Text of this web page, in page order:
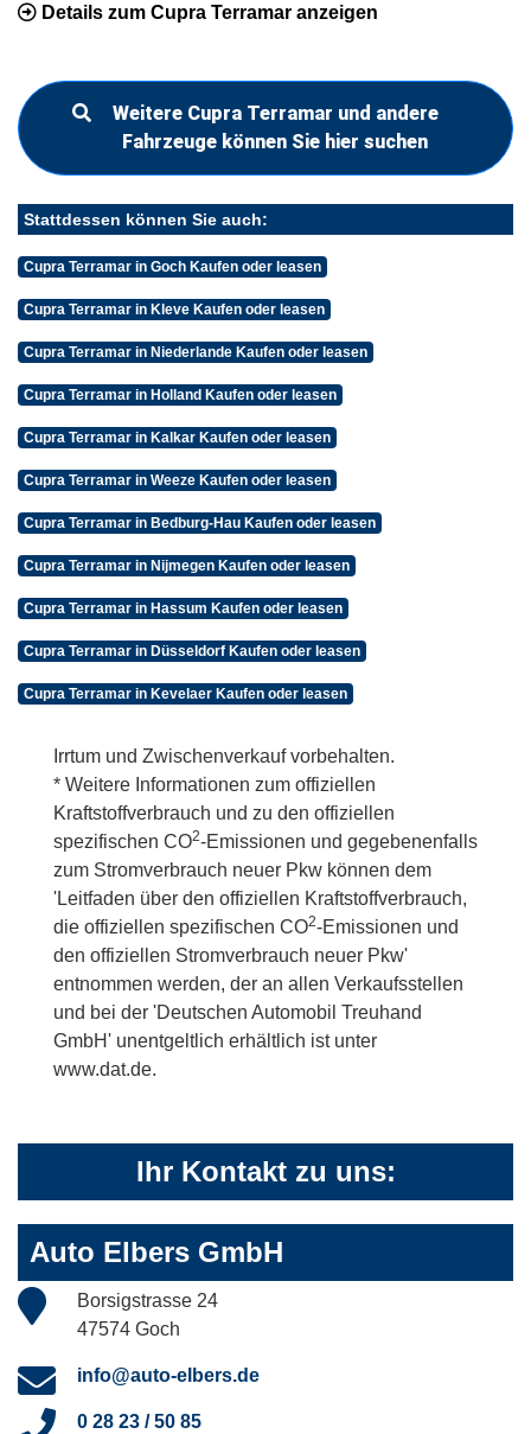
Details zum Cupra Terramar anzeigen
Weitere Cupra Terramar und andere
Fahrzeuge können Sie hier suchen
Stattdessen können Sie auch:
Cupra Terramar in Goch Kaufen oder leasen
Cupra Terramar in Kleve Kaufen oder leasen
Cupra Terramar in Niederlande Kaufen oder leasen
Cupra Terramar in Holland Kaufen oder leasen
Cupra Terramar in Kalkar Kaufen oder leasen
Cupra Terramar in Weeze Kaufen oder leasen
Cupra Terramar in Bedburg-Hau Kaufen oder leasen
Cupra Terramar in Nijmegen Kaufen oder leasen
Cupra Terramar in Hassum Kaufen oder leasen
Cupra Terramar in Düsseldorf Kaufen oder leasen
Cupra Terramar in Kevelaer Kaufen oder leasen
Irrtum und Zwischenverkauf vorbehalten.
* Weitere Informationen zum offiziellen
Kraftstoffverbrauch und zu den offiziellen
spezifischen CO2-Emissionen und gegebenenfalls
zum Stromverbrauch neuer Pkw können dem
'Leitfaden über den offiziellen Kraftstoffverbrauch,
die offiziellen spezifischen CO2-Emissionen und
den offiziellen Stromverbrauch neuer Pkw'
entnommen werden, der an allen Verkaufsstellen
und bei der 'Deutschen Automobil Treuhand
GmbH' unentgeltlich erhältlich ist unter
www.dat.de.
Ihr Kontakt zu uns:
Auto Elbers GmbH
Borsigstrasse 24
47574 Goch
info@auto-elbers.de
0 28 23 / 50 85